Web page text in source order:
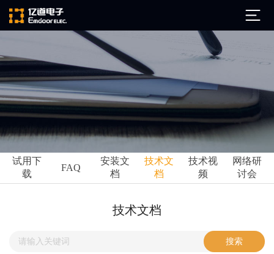
公司简介
发展历程
企业文化
ARM
Ansys
Perforce
亿道动态
市场活动
技术文档
试用下
载
FAQ
安装文
档
技术文
档
技术视
频
网络研
讨会
技术文档